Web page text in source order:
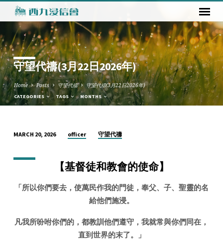
守望代禱(3月22日2026年)
Home Posts 守望代禱 守望代禱(3月22日2026年)
CATEGORIES TAGS MONTHS
望
禱
(3
22
日
MARCH 20, 2026 officer 守望代禱
【基督徒和教會的使命】
「所以你們要去，使萬民作我的門徒，奉父、子、聖靈的名
給他們施浸。
凡我所吩咐你們的，都教訓他們遵守，我就常與你們同在，
直到世界的末了。 」